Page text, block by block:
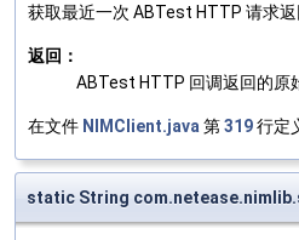
获取最近一次 ABTest HTTP 请求返
返回：
ABTest HTTP 回调返回的原
在文件 NIMClient.java第319行定
static String